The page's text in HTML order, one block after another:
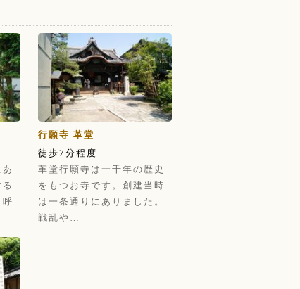
行願寺 革堂
徒歩7分程度
革堂行願寺は一千年の歴史
をもつお寺です。創建当時
は一条通りにありました。
戦乱や…